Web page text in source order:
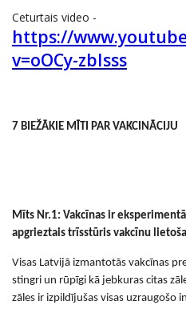
Ceturtais video -
https://
v=oOCy-zbIsss
7 BIEŽĀKIE MĪTI PAR VAKCINĀCIJU
Mīts Nr.1: Vakcīnas ir
apgrieztais trīsstūris vakcīnu
Visas Latvijā izmantotās vakcīnas
stingri un rūpīgi kā jebkuras citas
zāles ir izpildījušas visas uzraugošo